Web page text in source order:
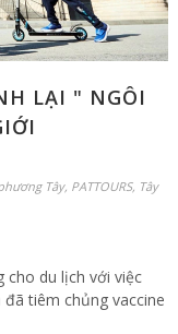
LẠI " NGÔI
Tây, PATTOURS, Tây
cho du lịch với việc
tiêm chủng vaccine